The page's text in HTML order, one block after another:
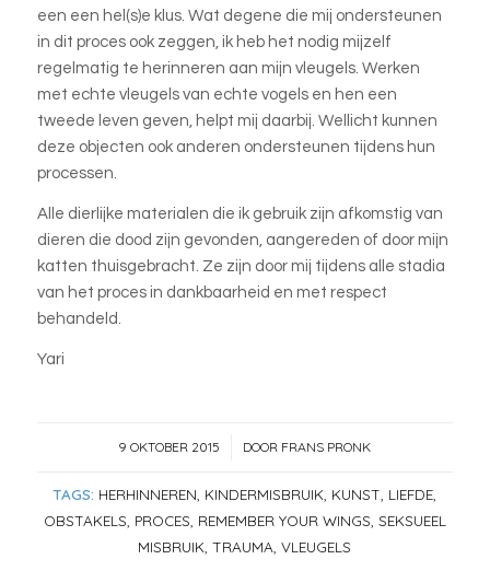
een een hel(s)e klus. Wat degene die mij ondersteunen
in dit proces ook zeggen, ik heb het nodig mijzelf
regelmatig te herinneren aan mijn vleugels. Werken
met echte vleugels van echte vogels en hen een
tweede leven geven, helpt mij daarbij. Wellicht kunnen
deze objecten ook anderen ondersteunen tijdens hun
processen.
Alle dierlijke materialen die ik gebruik zijn afkomstig van
dieren die dood zijn gevonden, aangereden of door mijn
katten thuisgebracht. Ze zijn door mij tijdens alle stadia
van het proces in dankbaarheid en met respect
behandeld.
Yari
9 OKTOBER 2015
/ DOOR FRANS PRONK
TAGS: HERHINNEREN KINDERMISBRUIK KUNST LIEFDE
OBSTAKELS PROCES REMEMBER YOUR WINGS SEKSUEEL
MISBRUIK ,TRAUMA ,VLEUGELS